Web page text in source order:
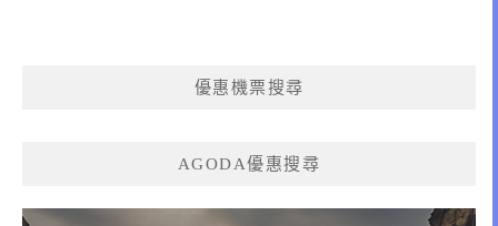
優惠機票搜尋
AGODA優惠搜尋